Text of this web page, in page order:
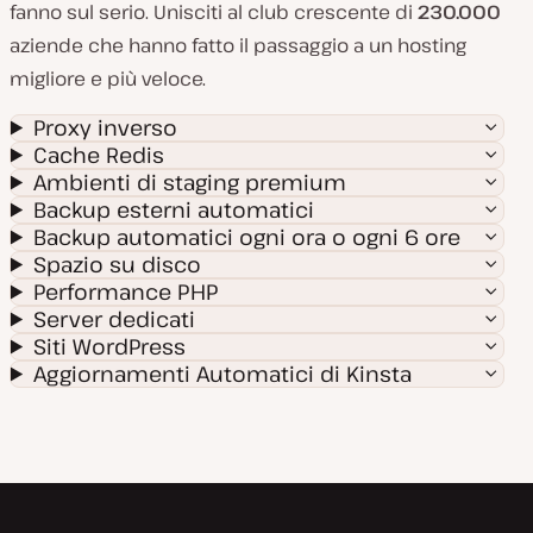
fanno sul serio. Unisciti al club crescente di 230.000
aziende che hanno fatto il passaggio a un hosting
migliore e più veloce.
Proxy inverso
Cache Redis
Ambienti di staging premium
Backup esterni automatici
Backup automatici ogni ora o ogni 6 ore
Spazio su disco
Performance PHP
Server dedicati
Siti WordPress
Aggiornamenti Automatici di Kinsta